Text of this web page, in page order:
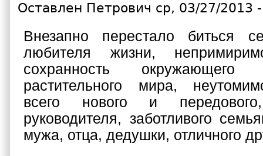
Оставлен Петрович ср, 03/27/2013
Внезапно перестало биться
любителя жизни,
сохранность
растительного мира,
всего нового и передового,
руководителя, заботливого
мужа, отца, дедушки, отличного